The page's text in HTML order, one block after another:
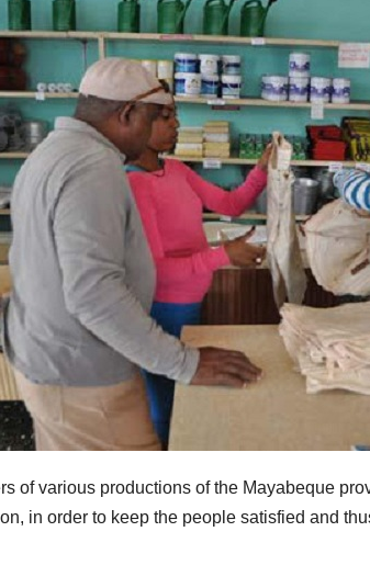
of various productions of the Mayabeque
in order to keep the people satisfied and